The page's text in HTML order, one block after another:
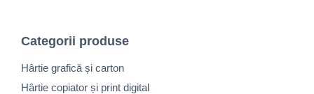
Categorii produse
Hârtie grafică și carton
Hârtie copiator și print digital